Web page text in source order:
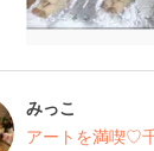
みっこ
アートを満喫♡